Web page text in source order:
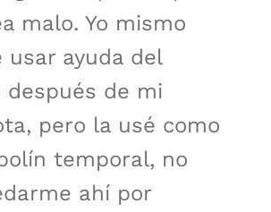
malo. Yo mismo
usar ayuda del
después de mi
pero la usé como
temporal, no
ahí por